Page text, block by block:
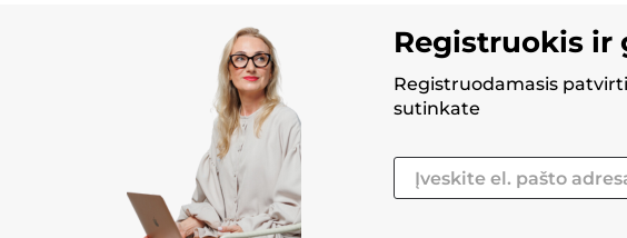
Registruokis ir
Registruodamasis
sutinkate